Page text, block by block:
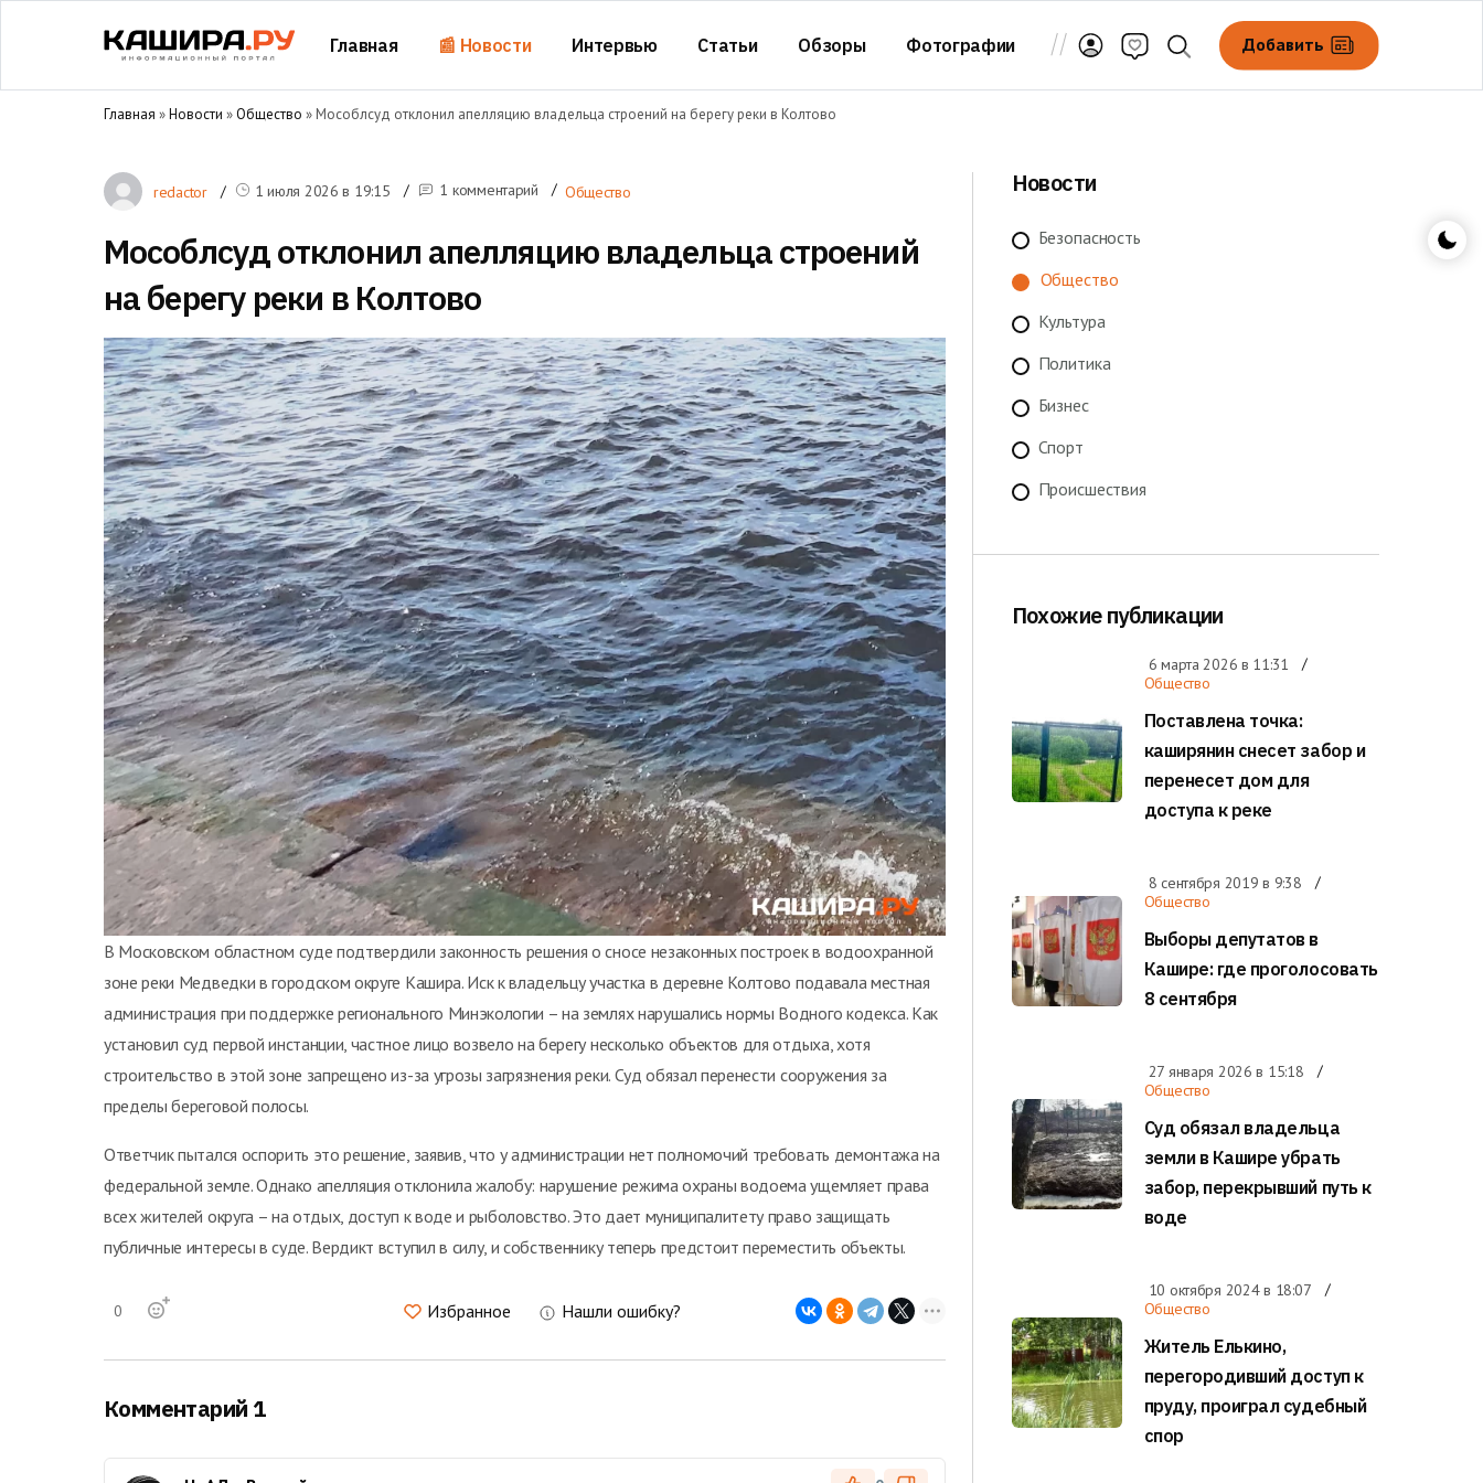
Главная 📰 Новости Интервью Статьи Обзоры Фотографии Добавить
Главная »Новости »Общество » Мособлсуд отклонил апелляцию владельца строений на берегу реки в Колтово
redactor 1 июля 2026 в 19:15 1 комментарий Общество
Мособлсуд отклонил апелляцию владельца строений
на берегу реки в Колтово
В Московском областном суде подтвердили законность решения о сносе незаконных построек в водоохранной
зоне реки Медведки в городском округе Кашира. Иск к владельцу участка в деревне Колтово подавала местная
администрация при поддержке регионального Минэкологии – на землях нарушались нормы Водного кодекса. Как
установил суд первой инстанции, частное лицо возвело на берегу несколько объектов для отдыха, хотя
строительство в этой зоне запрещено из-за угрозы загрязнения реки. Суд обязал перенести сооружения за
пределы береговой полосы.
Ответчик пытался оспорить это решение, заявив, что у администрации нет полномочий требовать демонтажа на
федеральной земле. Однако апелляция отклонила жалобу: нарушение режима охраны водоема ущемляет права
всех жителей округа – на отдых, доступ к воде и рыболовство. Это дает муниципалитету право защищать
публичные интересы в суде. Вердикт вступил в силу, и собственнику теперь предстоит переместить объекты.
0 Избранное Нашли ошибку?
Комментарий 1
Новости
Безопасность
Общество
Культура
Политика
Бизнес
Спорт
Происшествия
Похожие публикации
6 марта 2026 в 11:31
Общество
Поставлена точка:
каширянин снесет забор и
перенесет дом для
доступа к реке
8 сентября 2019 в 9:38
Общество
Выборы депутатов в
Кашире: где проголосовать
8 сентября
27 января 2026 в 15:18
Общество
Суд обязал владельца
земли в Кашире убрать
забор, перекрывший путь к
воде
10 октября 2024 в 18:07
Общество
Житель Елькино,
перегородивший доступ к
пруду, проиграл судебный
спор